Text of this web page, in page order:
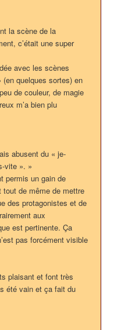
la scène de la
c’était une super
avec les scènes
quelques sortes) en
de couleur, de magie
m’a bien plu
abusent du « je-
vite ». »
permis un gain de
tout de même de mettre
des protagonistes et de
aux
est pertinente. Ça
pas forcément visible
plaisant et font très
été vain et ça fait du